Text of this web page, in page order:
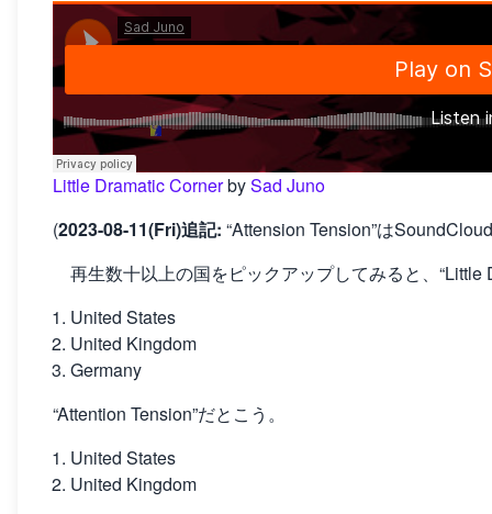
Little Dramatic CornerbySad Juno
(2023-08-11(Fri)追記: “Attension Tension”は
再生数十以上の国をピックアップしてみると、“Little
United States
United Kingdom
Germany
“Attention Tension”だとこう。
United States
United Kingdom